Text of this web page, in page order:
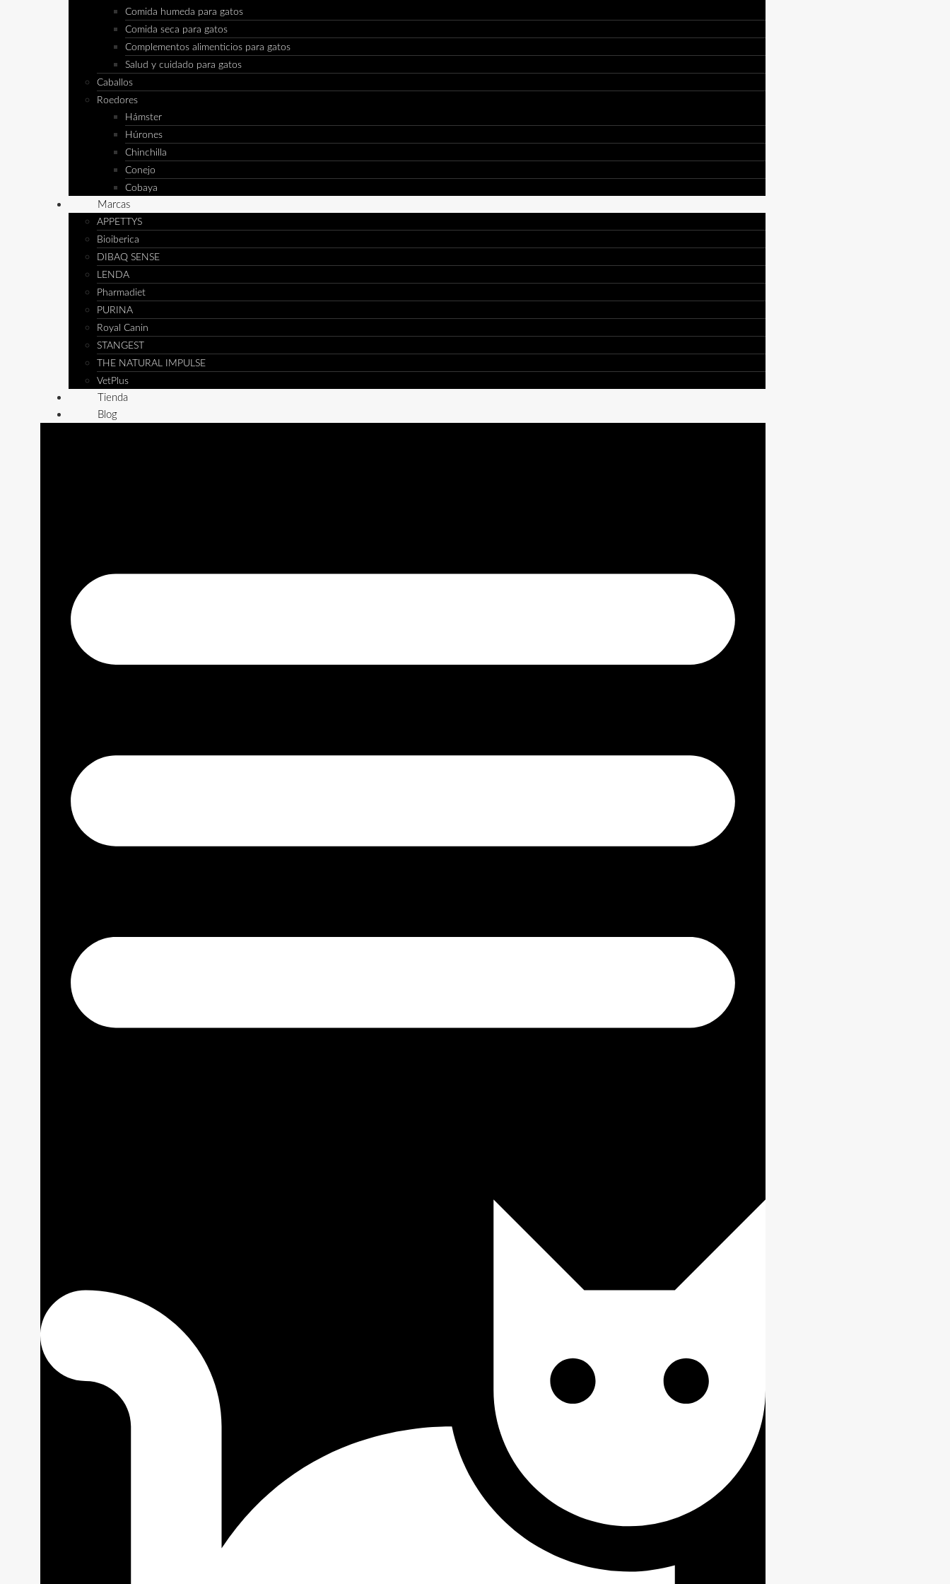
Comida humeda para gatos
Comida seca para gatos
Complementos alimenticios para gatos
Salud y cuidado para gatos
Caballos
Roedores
Hámster
Húrones
Chinchilla
Conejo
Cobaya
Marcas
APPETTYS
Bioiberica
DIBAQ SENSE
LENDA
Pharmadiet
PURINA
Royal Canin
STANGEST
THE NATURAL IMPULSE
VetPlus
Tienda
Blog